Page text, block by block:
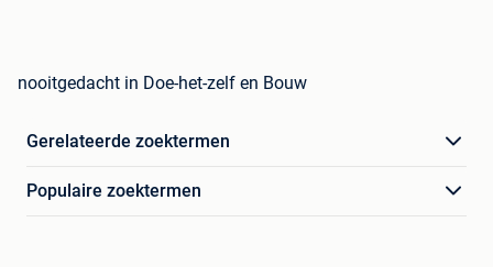
nooitgedacht in Doe-het-zelf en Bouw
Gerelateerde zoektermen
Populaire zoektermen